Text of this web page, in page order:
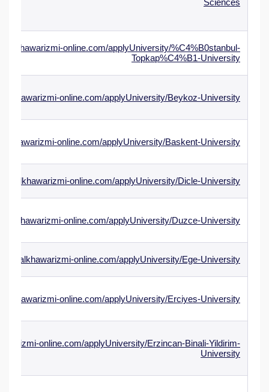
Sciences
online.com/applyUniversity/%C4%B0stanbul-
Topkap%C4%B1-University
online.com/applyUniversity/Beykoz-University
online.com/applyUniversity/Baskent-University
online.com/applyUniversity/Dicle-University
online.com/applyUniversity/Duzce-University
online.com/applyUniversity/Ege-University
online.com/applyUniversity/Erciyes-University
online.com/applyUniversity/Erzincan-Binali-Yildirim-
University